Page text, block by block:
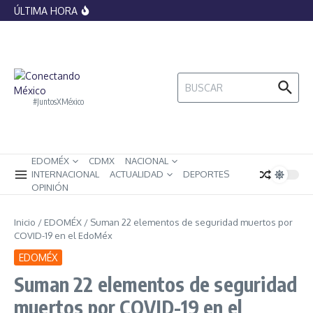
Saltar al contenido
ÚLTIMA HORA
Banxico lanza monedas conmemorativas
restricciones sobre voces e imágenes
#JuntosXMéxico
Buscar:
EDOMÉX CDMX
NACIONAL
INTERNACIONAL
ACTUALIDAD
DEPORTES
OPINIÓN
Inicio / EDOMÉX / Suman 22 elementos de seguridad muertos por
COVID-19 en el EdoMéx
EDOMÉX
Suman 22 elementos de seguridad
muertos por COVID-19 en el